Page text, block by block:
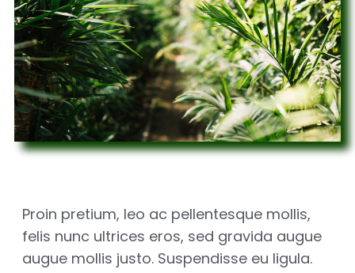
Proin pretium, leo ac pellentesque mollis,
felis nunc ultrices eros, sed gravida augue
augue mollis justo. Suspendisse eu ligula.